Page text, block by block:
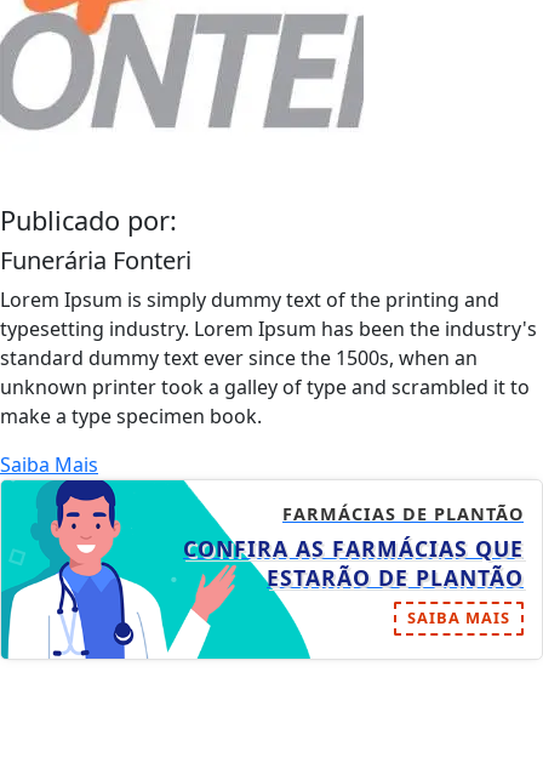
Publicado por:
Funerária Fonteri
Lorem Ipsum is simply dummy text of the printing and
typesetting industry. Lorem Ipsum has been the industry's
standard dummy text ever since the 1500s, when an
unknown printer took a galley of type and scrambled it to
make a type specimen book.
Saiba Mais
FARMÁCIAS DE PLANTÃO
CONFIRA AS FARMÁCIAS QUE
ESTARÃO DE PLANTÃO
SAIBA MAIS